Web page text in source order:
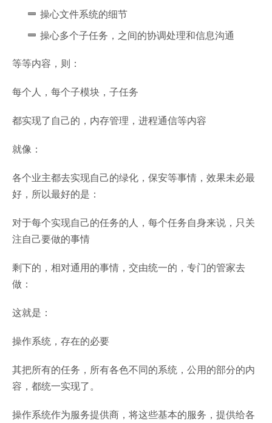
操心文件系统的细节
操心多个子任务，之间的协调处理和信息沟通
等等内容，则：
每个人，每个子模块，子任务
都实现了自己的，内存管理，进程通信等内容
就像：
各个业主都去实现自己的绿化，保安等事情，效果未必最
好，所以最好的是：
对于每个实现自己的任务的人，每个任务自身来说，只关
注自己要做的事情
剩下的，相对通用的事情，交由统一的，专门的管家去
做：
这就是：
操作系统，存在的必要
其把所有的任务，所有各色不同的系统，公用的部分的内
容，都统一实现了。
操作系统作为服务提供商，将这些基本的服务，提供给各